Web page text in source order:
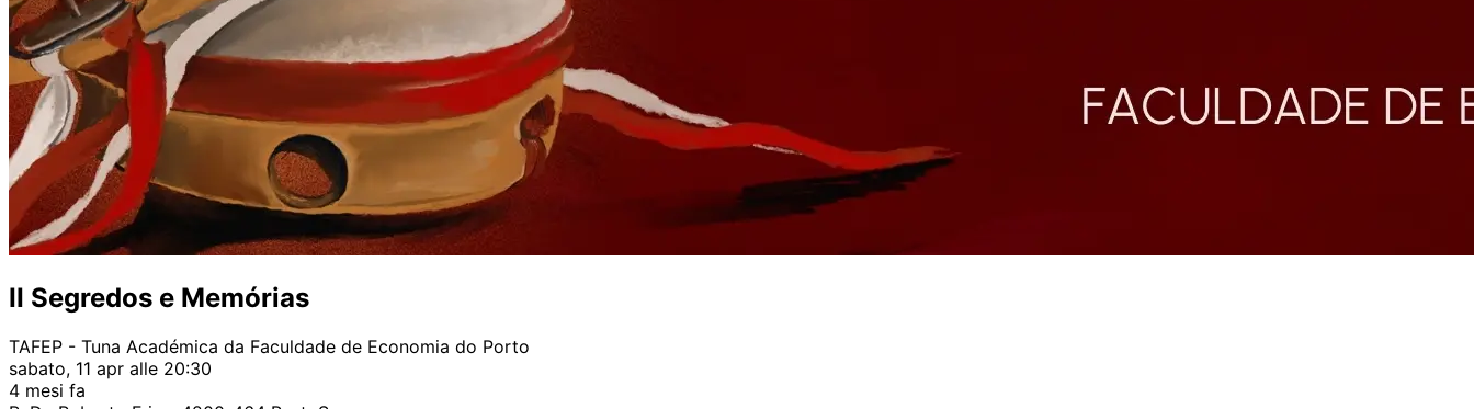
II Segredos e Memórias
TAFEP - Tuna Académica da Faculdade de Economia do Porto
sabato, 11 apr alle 20:30
4 mesi fa